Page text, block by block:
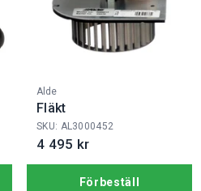
Fabrikat:
Alde
Fläkt
SKU: AL3000452
4 495 kr
Förbeställ